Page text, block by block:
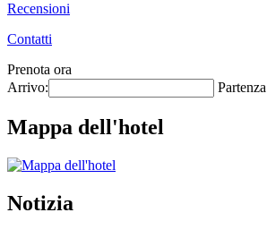
Recensioni
Contatti
Prenota ora
Arrivo:
Mappa dell'hotel
Notizia